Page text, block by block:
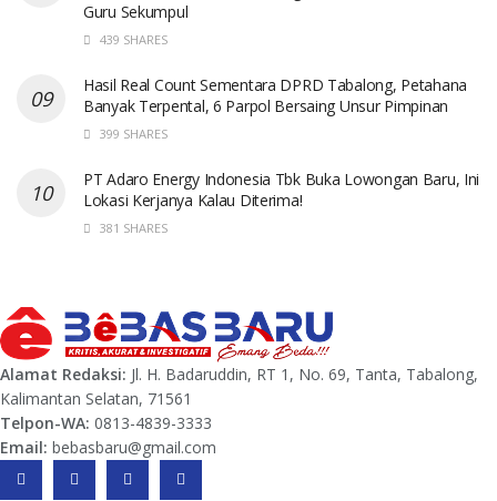
Guru Sekumpul
439 SHARES
Hasil Real Count Sementara DPRD Tabalong, Petahana
Banyak Terpental, 6 Parpol Bersaing Unsur Pimpinan
399 SHARES
PT Adaro Energy Indonesia Tbk Buka Lowongan Baru, Ini
Lokasi Kerjanya Kalau Diterima!
381 SHARES
Alamat Redaksi: Jl. H. Badaruddin, RT 1, No. 69, Tanta, Tabalong,
Kalimantan Selatan, 71561
Telpon-WA: 0813-4839-3333
Email: bebasbaru@gmail.com